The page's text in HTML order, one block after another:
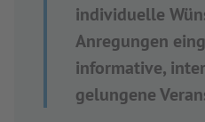
individuelle
Anregungen
informative,
gelungene